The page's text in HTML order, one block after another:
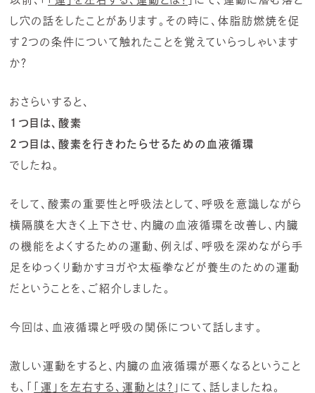
し穴の話をしたことがあります。その時に、体脂肪燃焼を促
す2つの条件について触れたことを覚えていらっしゃいます
か？
おさらいすると、
1つ目は、酸素
2つ目は、酸素を行きわたらせるための血液循環
でしたね。
そして、酸素の重要性と呼吸法として、呼吸を意識しながら
横隔膜を大きく上下させ、内臓の血液循環を改善し、内臓
の機能をよくするための運動、例えば、呼吸を深めながら手
足をゆっくり動かすヨガや太極拳などが養生のための運動
だということを、ご紹介しました。
今回は、血液循環と呼吸の関係について話します。
激しい運動をすると、内臓の血液循環が悪くなるということ
も、「
「運」を左右する、運動とは？ 」にて、話しましたね。